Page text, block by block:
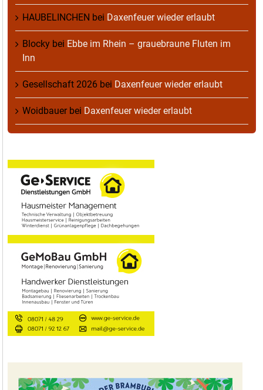
HAUBELINCHEN bei Daxenfeuer wieder erlaubt
Blocky bei Ebbe im Rhein – grauebraune Fluten im
Inn
Gesellschaft 2026 bei Daxenfeuer wieder erlaubt
Woidbauerbei Daxenfeuer wieder erlaubt